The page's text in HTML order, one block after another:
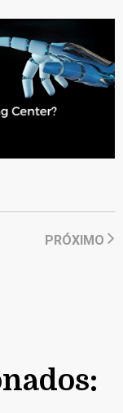
PRÓXIMO